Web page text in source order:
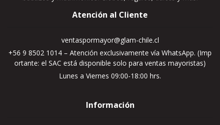
Atención al Cliente
ventaspormayor@glam-chile.cl
+56 9 8502 1014 – Atención exclusivamente vía WhatsApp. (Imp
ortante: el SAC está disponible solo para ventas mayoristas)
Lunes a Viernes 09:00-18:00 hrs.
Información